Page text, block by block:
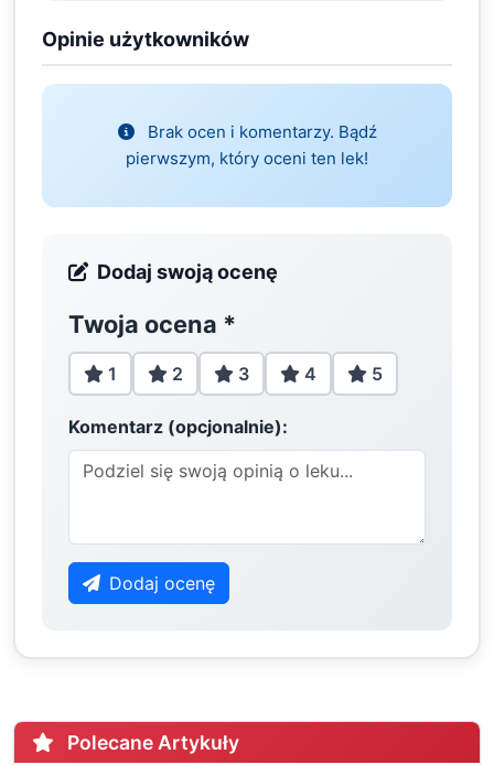
Opinie użytkowników
Brak ocen i komentarzy. Bądź
pierwszym, który oceni ten lek!
Dodaj swoją ocenę
Twoja ocena *
1 2 3 4 5
Komentarz (opcjonalnie):
Dodaj ocenę
Polecane Artykuły